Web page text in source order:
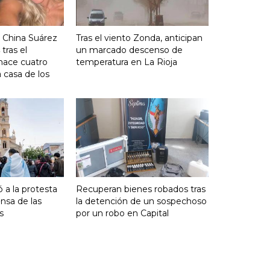
Suárez
el
cuatro
casa de los
Tras el viento Zonda, anticipan
un marcado descenso de
temperatura en La Rioja
a la protesta
de las
Recuperan bienes robados tras
la detención de un sospechoso
por un robo en Capital